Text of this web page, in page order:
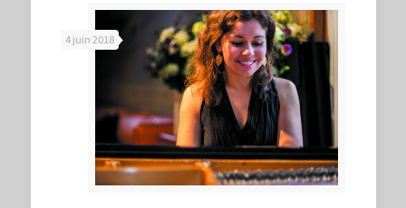
4 juin 2018